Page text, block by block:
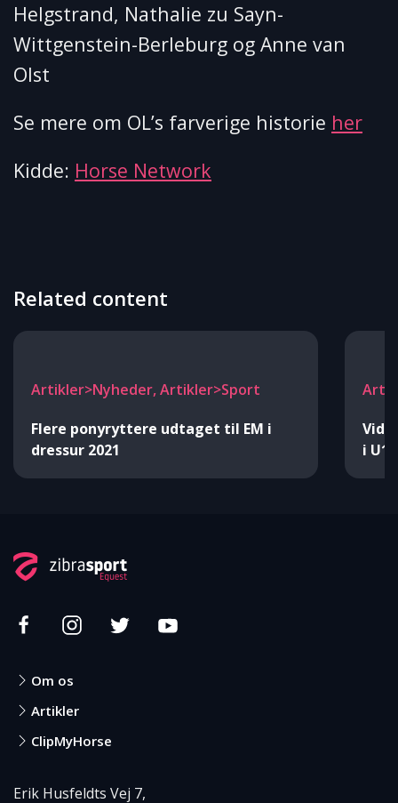
Helgstrand, Nathalie zu Sayn-
Wittgenstein-Berleburg og Anne van
Olst
Se mere om OL’s farverige historie her
Kidde: Horse Network
Related content
Artikler>Nyheder, Artikler>Sport
Flere ponyryttere udtaget til EM i
dressur 2021
i
Om os
Artikler
ClipMyHorse
Erik Husfeldts Vej 7,